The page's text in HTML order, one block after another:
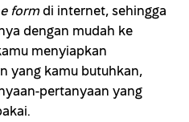
formdi internet, sehingga
dengan mudah ke
menyiapkan
yang kamu butuhkan,
pertanyaan yang